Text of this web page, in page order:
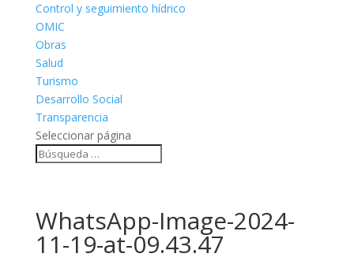
Control y seguimiento hídrico
OMIC
Obras
Salud
Turismo
Desarrollo Social
Transparencia
Seleccionar página
WhatsApp-Image-2024-
11-19-at-09.43.47